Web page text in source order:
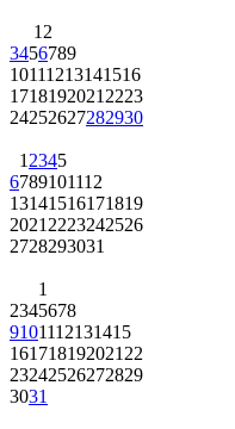
1 2
3456789
10111213141516
1718192021 2223
24252627282930
1 2345
6789101112
13141516171819
2021 2223242526
2728293031
1
2345678
9101112131415
161718192021 22
23242526272829
3031